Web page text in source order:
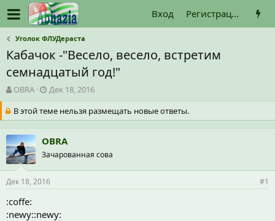
Вход Регистрация
Уголок ФЛУДераста
Кабачок -"Весело, весело, встретим
семнадцатый год!"
А
в
т
о
р
т
е
м
OBRA
Д
а
т
а
а
ч
л
а
Дек 18, 2016
В этой теме нельзя размещать новые ответы.
OBRA
Зачарованная сова
Дек 18, 2016 #1
:coffe:
:newy::newy: